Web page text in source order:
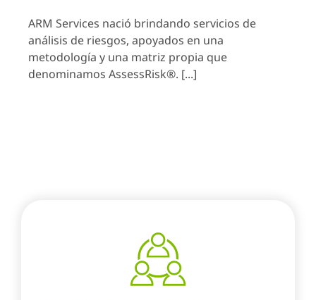
ARM Services nació brindando servicios de
análisis de riesgos, apoyados en una
metodología y una matriz propia que
denominamos AssessRisk®. [...]